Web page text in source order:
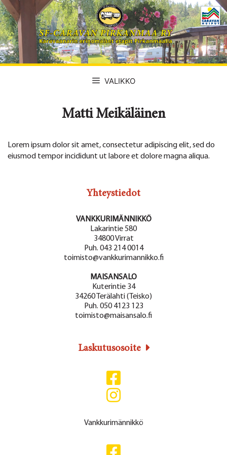
Siirry
sisältöön
VALIKKO
Matti Meikäläinen
Lorem ipsum dolor sit amet, consectetur adipiscing elit, sed do
eiusmod tempor incididunt ut labore et dolore magna aliqua.
Yhteystiedot
VANKKURIMÄNNIKKÖ
Lakarintie 580
34800 Virrat
Puh. 043 214 0014
toimisto@vankkurimannikko.fi
MAISANSALO
Kuterintie 34
34260 Terälahti (Teisko)
Puh. 050 4123 123
toimisto@maisansalo.fi
Laskutusosoite
Vankkurimännikkö